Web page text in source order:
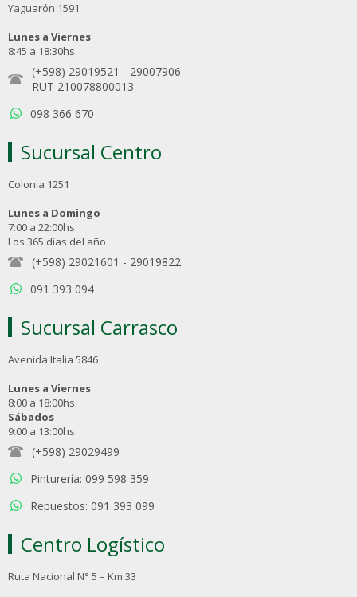
Yaguarón 1591
Lunes a Viernes
8:45 a 18:30hs.
(+598) 29019521 - 29007906
RUT 210078800013
098 366 670
Sucursal Centro
Colonia 1251
Lunes a Domingo
7:00 a 22:00hs.
Los 365 días del año
(+598) 29021601 - 29019822
091 393 094
Sucursal Carrasco
Avenida Italia 5846
Lunes a Viernes
8:00 a 18:00hs.
Sábados
9:00 a 13:00hs.
(+598) 29029499
Pinturería: 099 598 359
Repuestos: 091 393 099
Centro Logístico
Ruta Nacional N° 5 – Km 33